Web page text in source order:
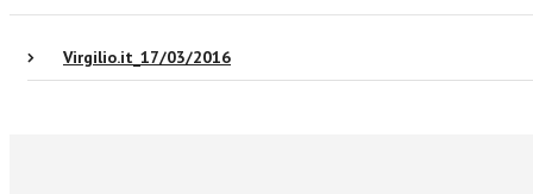
Virgilio.it_17/03/2016